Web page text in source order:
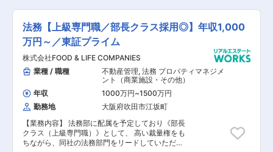
弁、事業提携等のサポート業務 ■海外子会社を含
む子会社管理業務 ■各種法律相談対応 ■紛争係争
対応 【担当者コメント】 黙々と仕事をこなす職
人気質の組織というよりは、コミュニケーション
を大事に お互いに相談しながらチームプレーで仕
事を進めます。 東京事務所勤務に関しては、1名
での勤務になることが想定されるため、 自律して
業務が可能な専門人財を求めます。 また、将来的
に部長以上のポジションを担う、ということにな
れば、 大阪本社への異動を打診される可能性がご
ざいます。 月2回以上の大阪出張を想定していま
す。
ます。 現状、締め支払いは月末翌月15日払いとな
っておりますので、 月の前半の業務が忙しくなる
傾向にあります。 また、今後のキャリアビジョン
としては、最初のスタートは社員給与業務となり
ますが、 パート・アルバイト給与業務や労務管
理、 海外赴任者対応なども同部署で行っておりま
すので、 経験に応じて対応の幅を広げて頂きたい
と考えております。 【具体的な業務内容】 ■給
与計算、賞与計算、年末調整処理 ■入社手続きや
社会保険手続き、労務管理 ■海外赴任者対応
【担当者コメント】 部門の在籍人数は社員8名、
パートタイマー3名、派遣2名で構成しており、
社員対応とパート・アルバイト対応にチームを分
けております。 ご入社頂く方には、社員対応のチ
ームからスタートして頂く予定です。
法務【上級専門職／部長クラス採用◎】年収1,000
万円～／東証プライム
株式会社FOOD & LIFE COMPANIES
業種 / 職種
不動産管理, 法務 プロパティマネジメ
ント（商業施設・その他）
年収
1000万円~1500万円
勤務地
大阪府吹田市江坂町
【業務内容】 法務部に配属を予定しており《部長
クラス（上級専門職）》として、 高い裁量権をも
ちながら、同社の法務部門をリードしていただき